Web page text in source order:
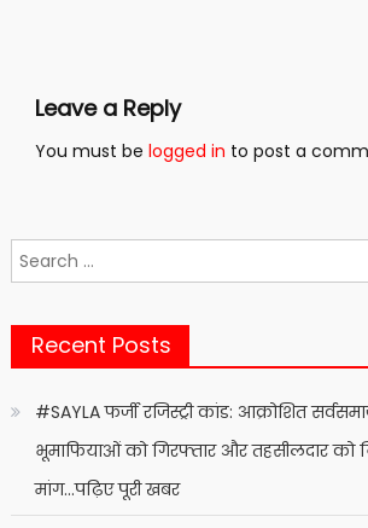
Leave a Reply
You must be logged in to post a
Search
for:
Recent Posts
#SAYLA फर्जी रजिस्ट्री कांड: आक्रोशित
भूमाफियाओं को गिरफ्तार और तहसीलदार
मांग…पढ़िए पूरी खबर